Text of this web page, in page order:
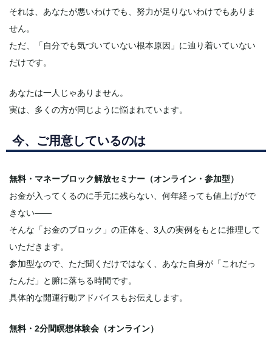
それは、あなたが悪いわけでも、努力が足りないわけでもありま
せん。
ただ、「自分でも気づいていない根本原因」に辿り着いていない
だけです。
あなたは一人じゃありません。
実は、多くの方が同じように悩まれています。
今、ご用意しているのは
無料・マネーブロック解放セミナー（オンライン・参加型）
お金が入ってくるのに手元に残らない、何年経っても値上げがで
きない——
そんな「お金のブロック」の正体を、3人の実例をもとに推理して
いただきます。
参加型なので、ただ聞くだけではなく、あなた自身が「これだっ
たんだ」と腑に落ちる時間です。
具体的な開運行動アドバイスもお伝えします。
無料・2分間瞑想体験会（オンライン）